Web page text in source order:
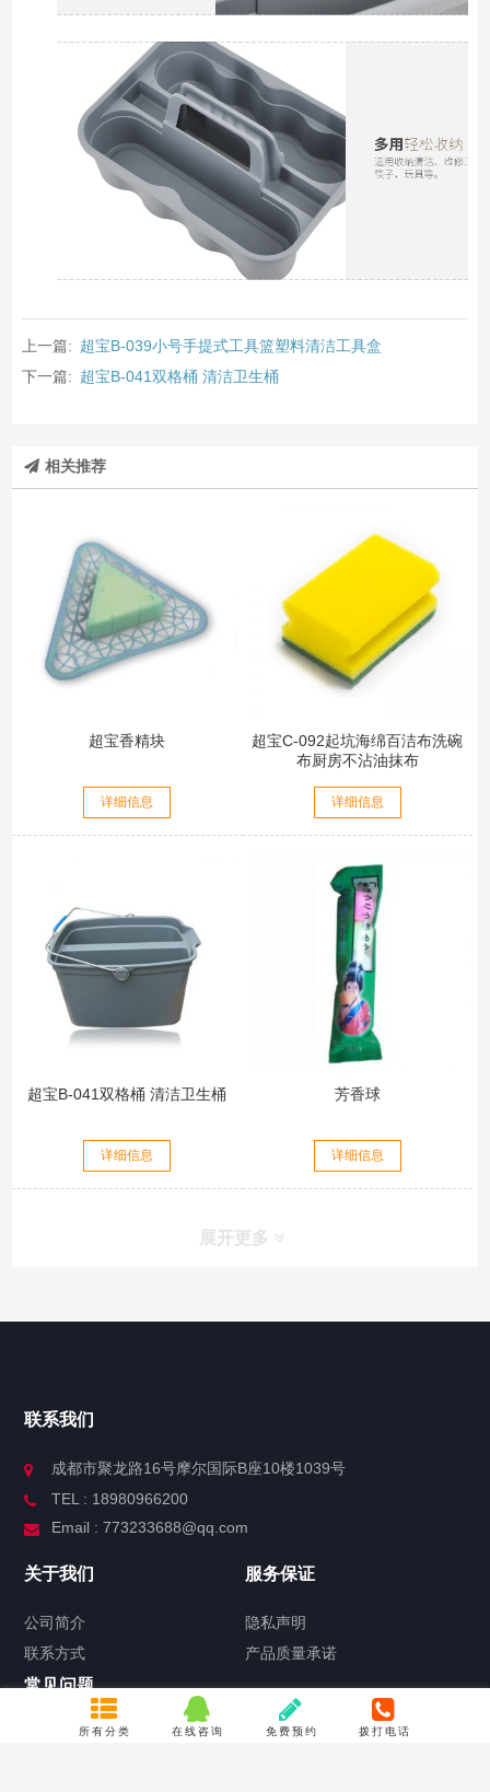
上一篇: 超宝B-039小号手提式工具篮塑料清洁工具盒
下一篇: 超宝B-041双格桶 清洁卫生桶
相关推荐
超宝香精块
详细信息
超宝C-092起坑海绵百洁布洗碗
布厨房不沾油抹布
详细信息
超宝B-041双格桶 清洁卫生桶
详细信息
芳香球
详细信息
展开更多
联系我们
成都市聚龙路16号摩尔国际B座10楼1039号
TEL : 18980966200
Email : 773233688@qq.com
关于我们
公司简介
联系方式
服务保证
隐私声明
产品质量承诺
常见问题
合作流程所有分类 在线咨询 免费预约 拨打电话